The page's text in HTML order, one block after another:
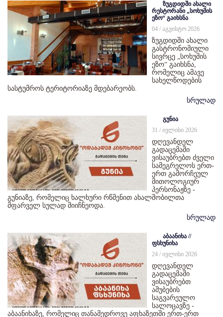
ზუგდიდში ახალი
რესტორანი „სოხუმის
ეზო“ გაიხსნა
04 / აგვისტო 2026
ზუგდიდში ახალი
გასტრონომიული
სივრცე „სოხუმის
ეზო“ გაიხსნა,
რომელიც ამავე
სახელწოდების
სასტუმროს ტერიტორიაზე მდებარეობს.
სრულად
გუნია
31 / ივლისი 2026
დღევანდელ
გადაცემაში
ვისაუბრებთ ძველი
სამეგრელოს ერთ-
ერთ გამორჩეულ
მითოლოგიურ
პერსონაჟზე -
გუნიაზე, რომელიც ხალხური რწმენით ახალშობილთა
მფარველ სულად მიიჩნეოდა.
სრულად
აბაანიხა //
ფსხუნიხა
24 / ივლისი 2026
დღევანდელ
გადაცემაში
ვისაუბრებთ
აშუბების
საგვარეულო
სალოცავზე -
აბაანიხაზე, რომელიც თანამედროვე აფხაზეთში ერთ-ერთ